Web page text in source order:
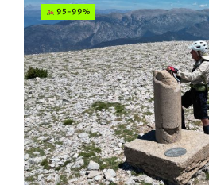
DE
LA
FESA
AL
COMABONA
95-99%